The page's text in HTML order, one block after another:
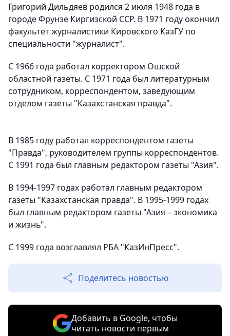
Григорий Дильдяев родился 2 июля 1948 года в
городе Фрунзе Киргизской ССР. В 1971 году окончил
факультет журналистики Кировского КазГУ по
специальности "журналист".
С 1966 года работал корректором Ошской
областной газеты. С 1971 года был литературным
сотрудником, корреспондентом, заведующим
отделом газеты "Казахстанская правда".
В 1985 году работал корреспондентом газеты
"Правда", руководителем группы корреспондентов.
С 1991 года был главным редактором газеты "Азия".
В 1994-1997 годах работал главным редактором
газеты "Казахстанская правда". В 1995-1999 годах
был главным редактором газеты "Азия – экономика
и жизнь".
С 1999 года возглавлял РБА "КазИнПресс".
Поделитесь новостью
Добавить в Google, чтобы
читать новости первым